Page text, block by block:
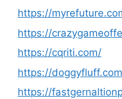
https://
https://
https://cqriti.com/
https://
https://